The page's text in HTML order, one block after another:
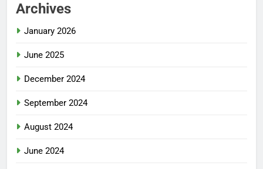
Archives
January 2026
June 2025
December 2024
September 2024
August 2024
June 2024